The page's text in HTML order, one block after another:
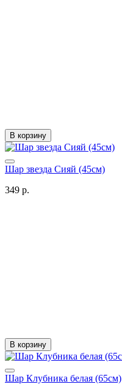
В корзину
Шар звезда Сияй (45см)
349 р.
В корзину
Шар Клубника белая (65см)